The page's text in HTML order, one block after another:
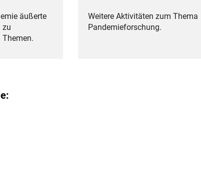
äußerte
zu
Themen.
Weitere Aktivitäten zum Thema
Pandemieforschung.